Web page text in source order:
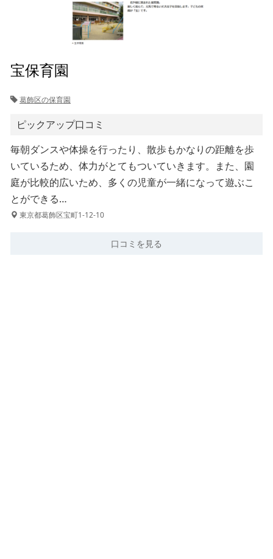
宝保育園
葛飾区の保育園
ピックアップ口コミ
毎朝ダンスや体操を行ったり、散歩もかなりの距離を歩
いているため、体力がとてもついていきます。また、園
庭が比較的広いため、多くの児童が一緒になって遊ぶこ
とができる…
東京都葛飾区宝町1-12-10
口コミを見る